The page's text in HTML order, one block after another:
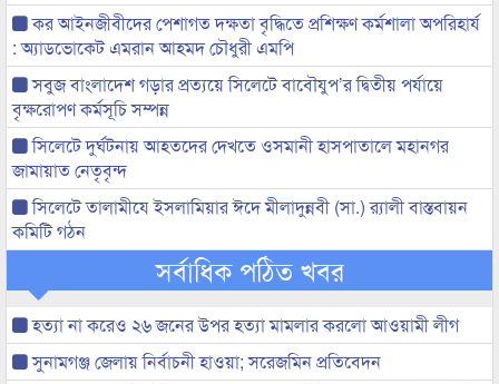
কর আইনজীবীদের পেশাগত দক্ষতা বৃদ্ধিতে প্রশিক্ষণ কর্মশালা অপরিহার্য
: অ্যাডভোকেট এমরান আহমদ চৌধুরী এমপি
সবুজ বাংলাদেশ গড়ার প্রত্যয়ে সিলেটে বাবৌযুপ’র দ্বিতীয় পর্যায়ে
বৃক্ষরোপণ কর্মসূচি সম্পন্ন
সিলেটে দুর্ঘটনায় আহতদের দেখতে ওসমানী হাসপাতালে মহানগর
জামায়াত নেতৃবৃন্দ
সিলেটে তালামীযে ইসলামিয়ার ঈদে মীলাদুন্নবী (সা.) র‌্যালী বাস্তবায়ন
কমিটি গঠন
সর্বাধিক পঠিত খবর
হত্যা না করেও ২৬ জনের উপর হত্যা মামলার করলো আওয়ামী লীগ
সুনামগঞ্জ জেলায় নির্বাচনী হাওয়া; সরেজমিন প্রতিবেদন